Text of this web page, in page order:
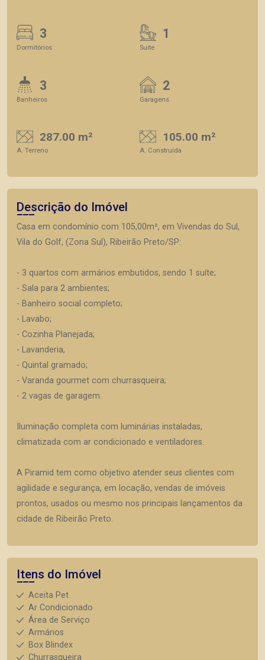
3
Dormitórios
1
Suite
3
Banheiros
2
Garagens
287.00 m²
A. Terreno
105.00 m²
A. Construída
Descrição do Imóvel
Casa em condomínio com 105,00m², em Vivendas do Sul,
Vila do Golf, (Zona Sul), Ribeirão Preto/SP:
- 3 quartos com armários embutidos, sendo 1 suíte;
- Sala para 2 ambientes;
- Banheiro social completo;
- Lavabo;
- Cozinha Planejada;
- Lavanderia,
- Quintal gramado;
- Varanda gourmet com churrasqueira;
- 2 vagas de garagem.
Iluminação completa com luminárias instaladas,
climatizada com ar condicionado e ventiladores.
A Piramid tem como objetivo atender seus clientes com
agilidade e segurança, em locação, vendas de imóveis
prontos, usados ou mesmo nos principais lançamentos da
cidade de Ribeirão Preto.
Itens do Imóvel
Aceita Pet
Ar Condicionado
Área de Serviço
Armários
Box Blindex
Churrasqueira